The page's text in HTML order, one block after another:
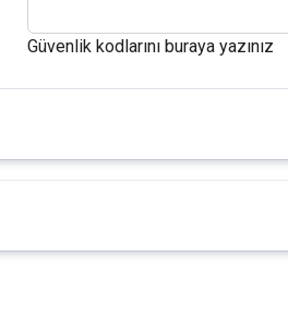
Güvenlik kodlarını buraya yazınız